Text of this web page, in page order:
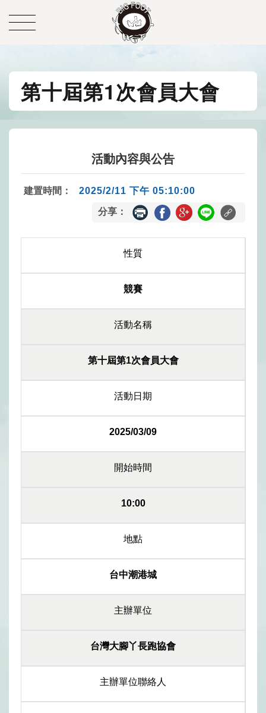
第十屆第1次會員大會
活動內容與公告
建置時間： 2025/2/11 下午 05:10:00
分享：
性質
競賽
活動名稱
第十屆第1次會員大會
活動日期
2025/03/09
開始時間
10:00
地點
台中潮港城
主辦單位
台灣大腳丫長跑協會
主辦單位聯絡人